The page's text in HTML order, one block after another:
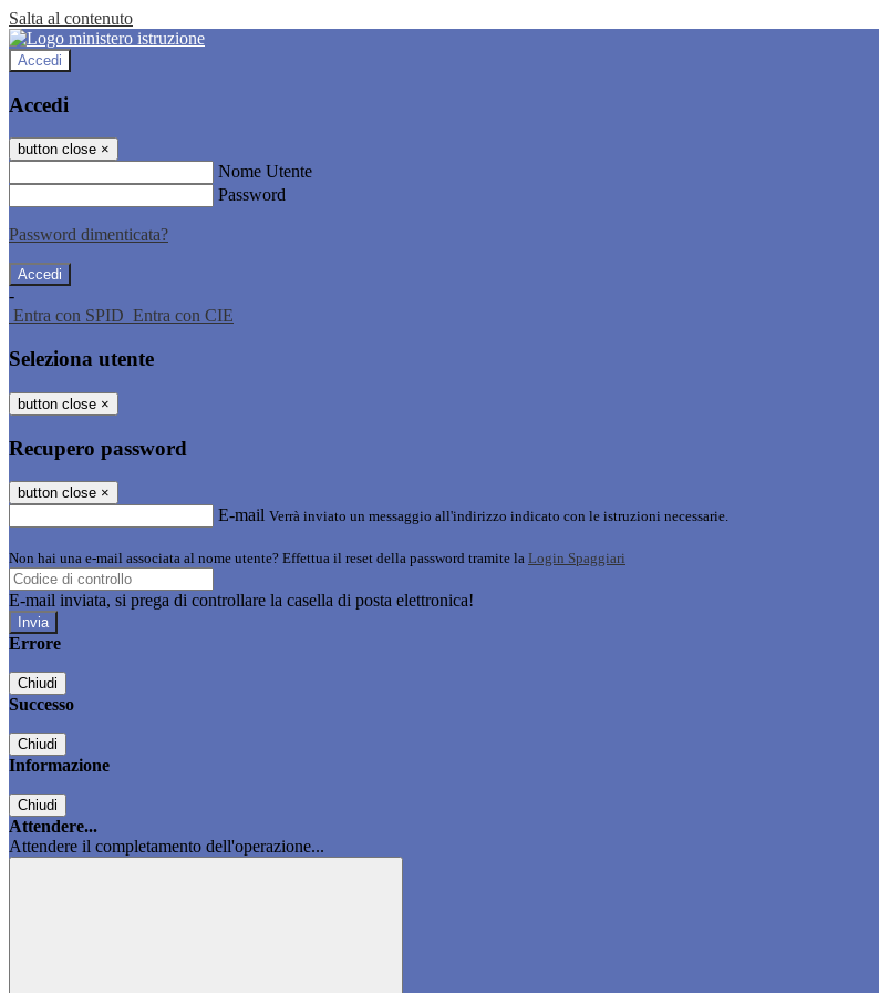
Salta al contenuto
Accedi
Accedi
button close ×
Nome Utente
Password
Password dimenticata?
-
Entra con SPID Entra con CIE
Seleziona utente
button close ×
Recupero password
button close ×
E-mail Verrà inviato un messaggio all'indirizzo indicato con le istruzioni necessarie.
Non hai una e-mail associata al nome utente? Effettua il reset della password tramite la Login Spaggiari
E-mail inviata, si prega di controllare la casella di posta elettronica!
Errore
Chiudi
Successo
Chiudi
Informazione
Chiudi
Attendere...
Attendere il completamento dell'operazione...